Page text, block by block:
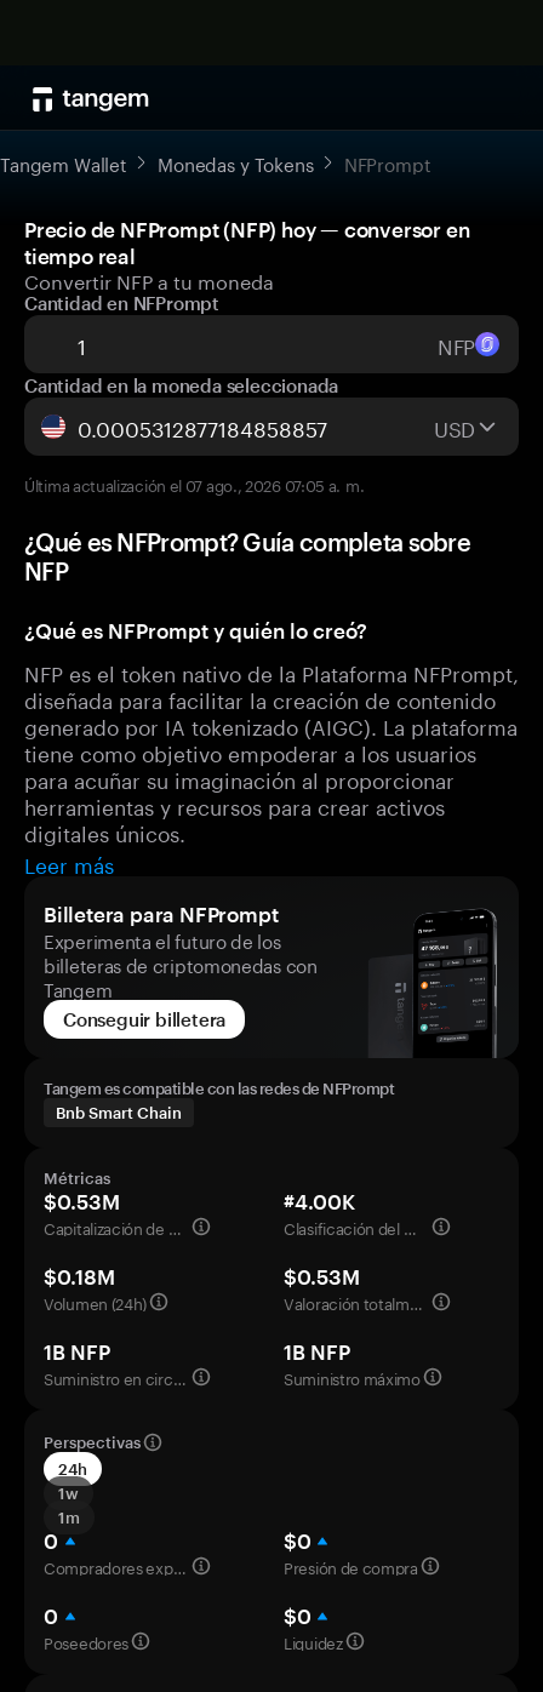
Tangem Wallet Monedas y Tokens NFPrompt
Precio de NFPrompt (NFP) hoy — conversor en
tiempo real
Convertir NFP a tu moneda
Cantidad en NFPrompt
NFP
Cantidad en la moneda seleccionada
USD
Última actualización el 07 ago., 2026 07:05 a. m.
¿Qué es NFPrompt? Guía completa sobre
NFP
¿Qué es NFPrompt y quién lo creó?
NFP es el token nativo de la Plataforma NFPrompt,
diseñada para facilitar la creación de contenido
generado por IA tokenizado (AIGC). La plataforma
tiene como objetivo empoderar a los usuarios
para acuñar su imaginación al proporcionar
herramientas y recursos para crear activos
digitales únicos.
Leer más
Billetera para NFPrompt
Experimenta el futuro de los
billeteras de criptomonedas con
Tangem
Conseguir billetera
Tangem es compatible con las redes de NFPrompt
Bnb Smart Chain
Métricas
$0.53M
Capitalización de mercado
#4.00K
Clasificación del mercado
$0.18M
Volumen (24h)
$0.53M
Valoración totalmente diluida
1B NFP
Suministro en circulación
1B NFP
Suministro máximo
Perspectivas
24h
1w
1m
0
Compradores experimentados
$0
Presión de compra
0
Poseedores
$0
Liquidez